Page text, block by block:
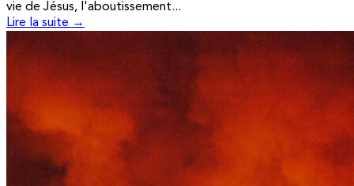
vie de Jésus, l'aboutissement...
Lire la suite →